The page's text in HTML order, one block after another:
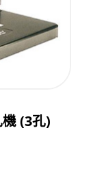
(3孔)